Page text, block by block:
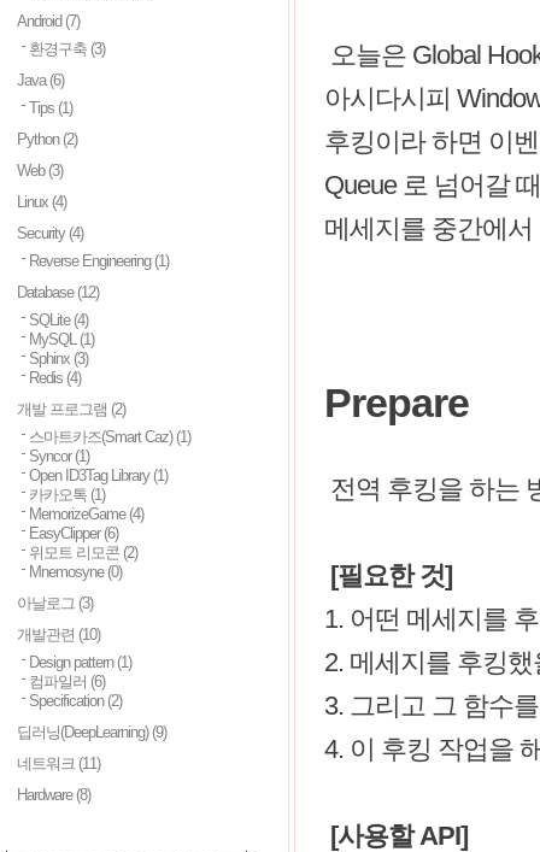
오늘은 Global
아시다시피
후킹이라 하면 이
Queue 로 넘어갈
메세지를 중간에
Prepare
전역 후킹을 하는
[필요한 것]
1. 어떤 메세지를
2. 메세지를 후킹
3. 그리고 그 함수
4. 이 후킹 작업을
[사용할 API]
Android (7)
환경구축 (3)
Java (6)
Tips (1)
Python (2)
Web (3)
Linux (4)
Security (4)
Reverse Engineering (1)
Database (12)
SQLite (4)
MySQL (1)
Sphinx (3)
Redis (4)
개발 프로그램 (2)
스마트카즈(Smart Caz) (1)
Syncor (1)
Open ID3Tag Library (1)
카카오톡 (1)
MemorizeGame (4)
EasyClipper (6)
위모트 리모콘 (2)
Mnemosyne (0)
아날로그 (3)
개발관련 (10)
Design pattern (1)
컴파일러 (6)
Specification (2)
딥러닝(DeepLearning) (9)
네트워크 (11)
Hardware (8)